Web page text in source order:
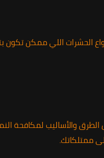
الحشرات اللي ممكن تكون
والأساليب لمكافحة
ممتلكاتك.